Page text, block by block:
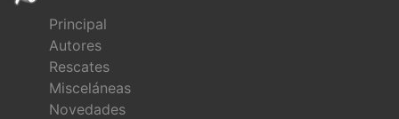
Principal
Autores
Rescates
Misceláneas
Novedades